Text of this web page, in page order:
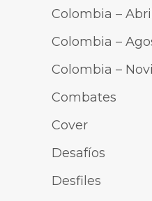
Colombia –
Colombia –
Colombia –
Combates
Cover
Desafíos
Desfiles